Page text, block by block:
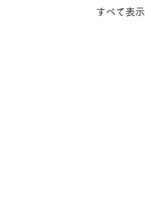
すべて表示